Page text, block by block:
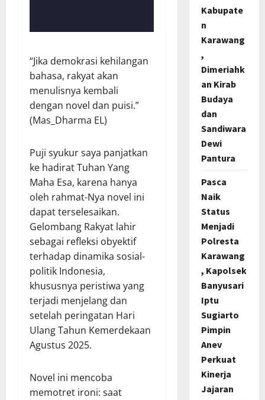
“Jika demokrasi kehilangan
bahasa, rakyat akan
menulisnya kembali
dengan novel dan puisi.”
(Mas_Dharma EL)
Puji syukur saya panjatkan
ke hadirat Tuhan Yang
Maha Esa, karena hanya
oleh rahmat-Nya novel ini
dapat terselesaikan.
Gelombang Rakyat lahir
sebagai refleksi obyektif
terhadap dinamika sosial-
politik Indonesia,
khususnya peristiwa yang
terjadi menjelang dan
setelah peringatan Hari
Ulang Tahun Kemerdekaan
Agustus 2025.
Novel ini mencoba
memotret ironi: saat
Kabupate
n
Karawang
,
Dimeriahk
an Kirab
Budaya
dan
Sandiwara
Dewi
Pantura
Pasca
Naik
Status
Menjadi
Polresta
Karawang
, Kapolsek
Banyusari
Iptu
Sugiarto
Pimpin
Anev
Perkuat
Kinerja
Jajaran